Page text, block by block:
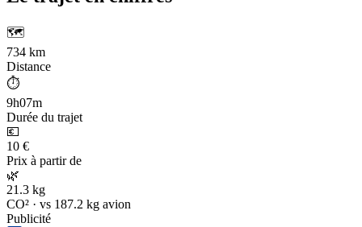
🗺️
734 km
Distance
⏱️
9h07m
Durée du trajet
💶
10 €
Prix à partir de
🌿
21.3 kg
CO² · vs 187.2 kg avion
Publicité